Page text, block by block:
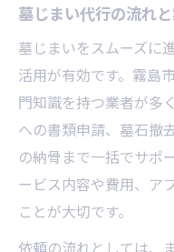
墓じまい代行の流れ
墓じまいをスムーズに
活用が有効です。霧島
門知識を持つ業者が多
への書類申請、墓石撤
の納骨まで一括でサポ
ービス内容や費用、ア
ことが大切です。
依頼の流れとしては、